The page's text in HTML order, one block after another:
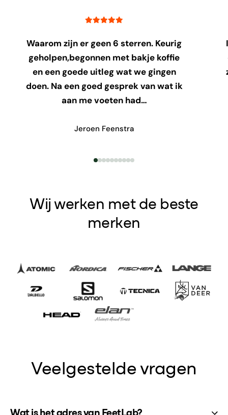
Waarom zijn er geen 6 sterren. Keurig
geholpen,begonnen met bakje koffie
en een goede uitleg wat we gingen
doen. Na een goed gesprek van wat ik
aan me voeten had…
Jeroen Feenstra
Wij werken met de beste
merken
Veelgestelde vragen
Wat is het adres van FeetLab?